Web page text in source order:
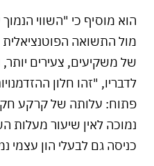
הוא מוסיף כי "השווי
מול התשואה
של משקיעים, צעירים יותר,
לדבריו, "זהו חלון
פתוח: עלותה של קרקע
נמוכה לאין שיעור
כניסה גם לבעלי הון עצמי